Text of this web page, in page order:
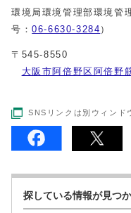
環境局環境管理部環境管
号：06-6630-3284 ）
〒545-8550
大阪市阿倍野区阿倍
SNSリンクは別ウィンド
探している情報が見つ